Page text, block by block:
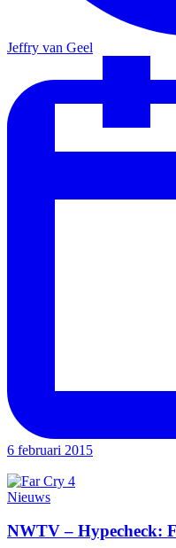
Jeffry van Geel
6 februari 2015
Nieuws
NWTV – Hypecheck: